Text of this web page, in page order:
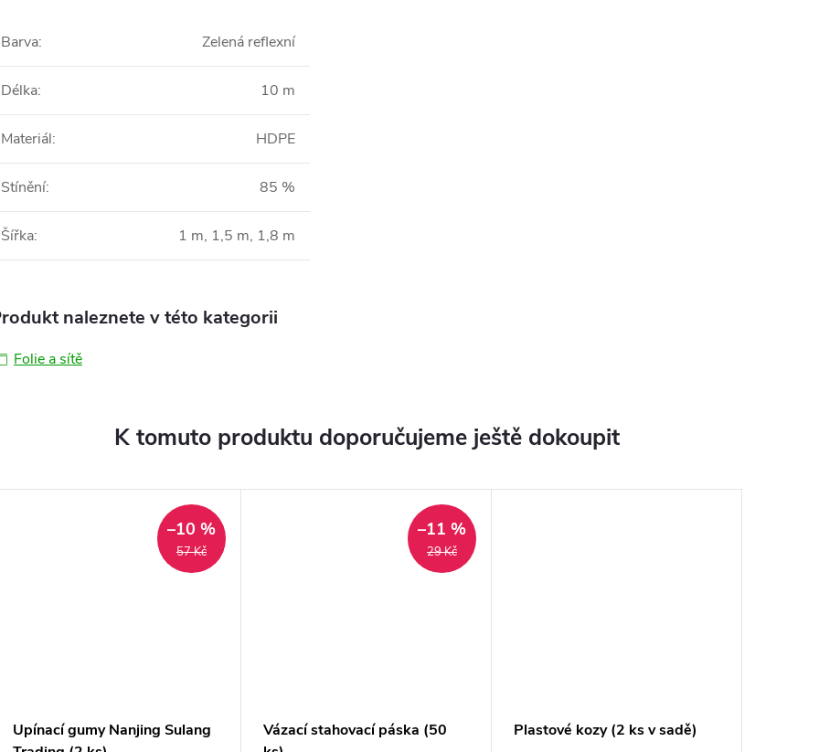
Barva: Zelená reflexní
Délka: 10 m
Materiál: HDPE
Stínění: 85 %
Šířka: 1 m, 1,5 m, 1,8 m
naleznete v této kategorii
Folie a sítě
K tomuto produktu doporučujeme ještě dokoupit
57 Kč
–10 %
Upínací gumy Nanjing Sulang
29 Kč
–11 %
Vázací stahovací páska (50
Plastové kozy (2 ks v sadě)